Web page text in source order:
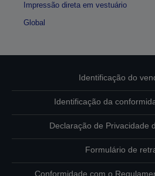
Impressão direta em vestuário
Global
Identificação do
Identificação da
Declaração de Privacidade
Formulário de
Conformidade com o